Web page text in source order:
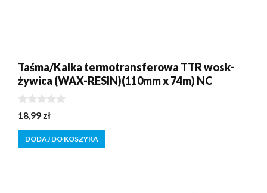
Taśma/Kalka termotransferowa TTR wosk-
żywica (WAX-RESIN)(110mm x 74m) NC
0
z
5
18,99 zł
DODAJ DO KOSZYKA